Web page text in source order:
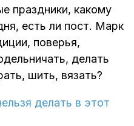
праздники, какому
есть ли пост. Марк
поверья,
делать
шить, вязать?
делать в этот